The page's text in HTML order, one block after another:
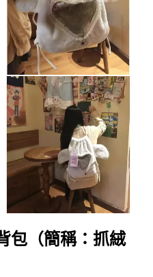
包（簡稱：抓絨